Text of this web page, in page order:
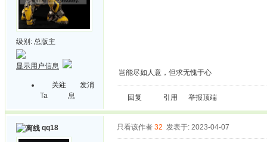
级别: 总版主
显示用户信息
关注
Ta
发消
息
岂能尽如人意，但求无愧于心
回复 引用 举报顶端
qq18 只看该作者 32 发表于: 2023-04-07